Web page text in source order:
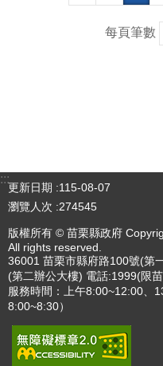
每頁筆數
:::
更新日期
115-08-07
瀏覽人次
274545
版權所有 © 苗栗縣政府
All rights reserved.
36001 苗栗市縣府路100號(第
(第二辦公大樓) 電話:1999(限
服務時間：上午8:00~12:00、
8:00~8:30）